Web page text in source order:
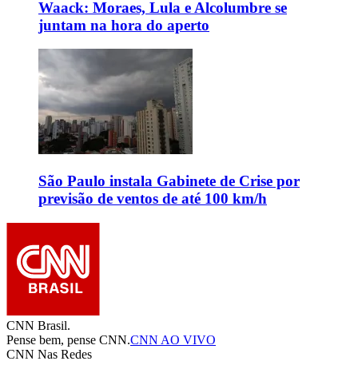
Waack: Moraes, Lula e Alcolumbre se
juntam na hora do aperto
São Paulo instala Gabinete de Crise por
previsão de ventos de até 100 km/h
CNN Brasil.
Pense bem, pense CNN.CNN AO VIVO
CNN Nas Redes